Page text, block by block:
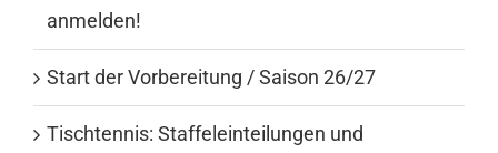
anmelden!
Start der Vorbereitung / Saison 26/27
Tischtennis: Staffeleinteilungen und